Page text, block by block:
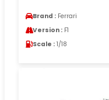
Brand : Ferrari
Version : F1
Scale : 1/18